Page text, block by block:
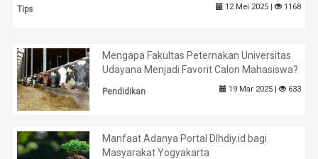
Tips 12 Mei 2025 | 1168
Mengapa Fakultas Peternakan Universitas
Udayana Menjadi Favorit Calon Mahasiswa?
Pendidikan 19 Mar 2025 | 633
Manfaat Adanya Portal Dlhdiy.id bagi
Masyarakat Yogyakarta